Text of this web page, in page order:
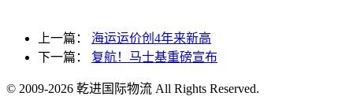
上一篇：
海运运价创4年来新高
下一篇：
复航！马士基重磅宣布
© 2009-2026 乾进国际物流 All Rights Reserved.